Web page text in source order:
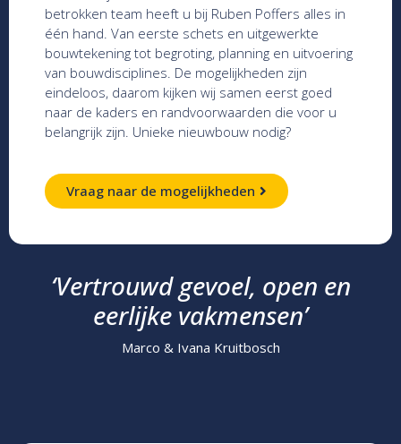
betrokken team heeft u bij Ruben Poffers alles in
één hand. Van eerste schets en uitgewerkte
bouwtekening tot begroting, planning en uitvoering
van bouwdisciplines. De mogelijkheden zijn
eindeloos, daarom kijken wij samen eerst goed
naar de kaders en randvoorwaarden die voor u
belangrijk zijn. Unieke nieuwbouw nodig?
Vraag naar de mogelijkheden
‘Vertrouwd gevoel, open en
eerlijke vakmensen’
Marco & Ivana Kruitbosch